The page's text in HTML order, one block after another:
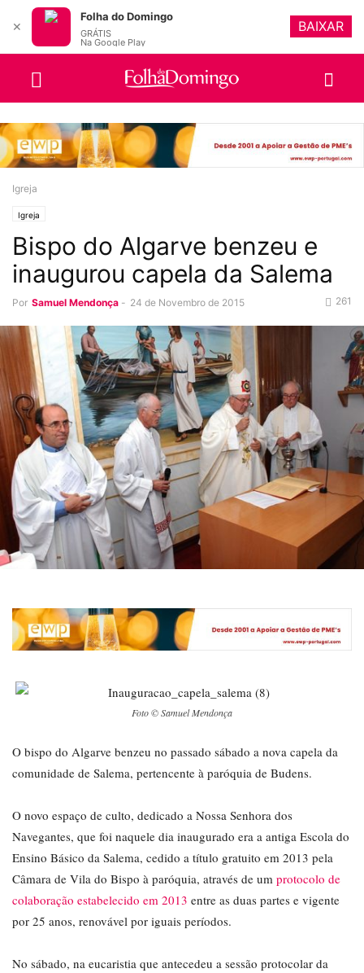
Igreja
Igreja
Bispo do Algarve benzeu e
inaugurou capela da Salema
Por Samuel Mendonça - 24 de Novembro de 2015 261
Foto © Samuel Mendonça
O bispo do Algarve benzeu no passado sábado a nova capela da
comunidade de Salema, pertencente à paróquia de Budens.
O novo espaço de culto, dedicado a Nossa Senhora dos
Navegantes, que foi naquele dia inaugurado era a antiga Escola do
Ensino Básico da Salema, cedido a título gratuito em 2013 pela
Câmara de Vila do Bispo à paróquia, através de um protocolo de
colaboração estabelecido em 2013 entre as duas partes e vigente
por 25 anos, renovável por iguais períodos.
No sábado, na eucaristia que antecedeu a sessão protocolar da
✕
Folha do Domingo
GRÁTIS
Na Google Play
BAIXAR